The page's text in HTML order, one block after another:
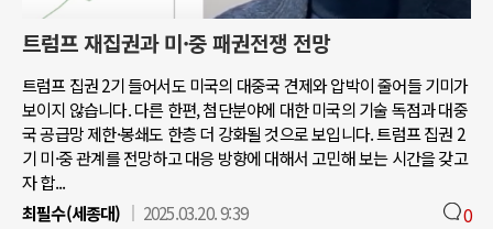
트럼프 재집권과 미·중 패권전쟁 전망
트럼프 집권 2기 들어서도 미국의 대중국 견제와 압박이 줄어들 기미가
보이지 않습니다. 다른 한편, 첨단분야에 대한 미국의 기술 독점과 대중
국 공급망 제한·봉쇄도 한층 더 강화될 것으로 보입니다. 트럼프 집권 2
기 미·중 관계를 전망하고 대응 방향에 대해서 고민해 보는 시간을 갖고
자 합...
최필수(세종대)
2025.03.20. 9:39 0